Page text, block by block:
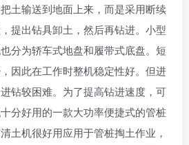
土输送到地面上来，而是采用断续
提出钻具卸土，然后再钻进。小型
分为轿车式地盘和履带式底盘。短
因此在工作时整机稳定性好。但进
钻较困难。为了提高钻进速度，可
分好用的一款大功率便捷式的管桩
土机很好用应用于管桩掏土作业，